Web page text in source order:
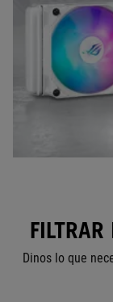
Dinos lo que